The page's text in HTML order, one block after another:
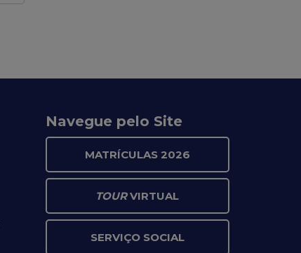
Navegue pelo Site
MATRÍCULAS 2026
TOURVIRTUAL
SERVIÇO SOCIAL